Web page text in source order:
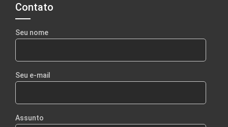
Contato
Seu nome
Seu e-mail
Assunto